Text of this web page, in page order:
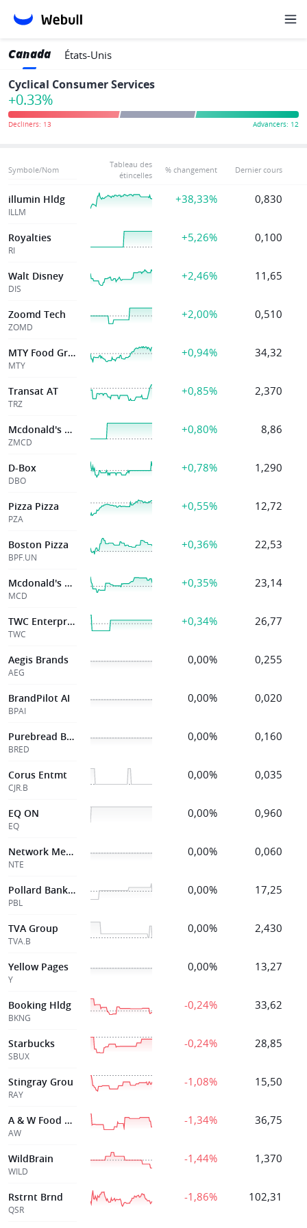
Canada États-Unis
Cyclical Consumer Services
+0.33%
Symbole/Nom
Tableau des
étincelles
% changement Dernier cours
illumin Hldg
ILLM
+38,33% 0,830
Royalties
RI
+5,26% 0,100
Walt Disney
DIS
+2,46% 11,65
Zoomd Tech
ZOMD
+2,00% 0,510
MTY Food Group
MTY
+0,94% 34,32
Transat AT
TRZ
+0,85% 2,370
Mcdonald's Corp
ZMCD
+0,80% 8,86
D-Box
DBO
+0,78% 1,290
Pizza Pizza
PZA
+0,55% 12,72
Boston Pizza
BPF.UN
+0,36% 22,53
Mcdonald's Corp
MCD
+0,35% 23,14
TWC Enterprises
TWC
+0,34% 26,77
Aegis Brands
AEG
0,00% 0,255
BrandPilot AI
BPAI
0,00% 0,020
Purebread Brand
BRED
0,00% 0,160
Corus Entmt
CJR.B
0,00% 0,035
EQ ON
EQ
0,00% 0,960
Network Media
NTE
0,00% 0,060
Pollard Banknote
PBL
0,00% 17,25
TVA Group
TVA.B
0,00% 2,430
Yellow Pages
Y
0,00% 13,27
Booking Hldg
BKNG
-0,24% 33,62
Starbucks
SBUX
-0,24% 28,85
Stingray Grou
RAY
-1,08% 15,50
A & W Food Servs
AW
-1,34% 36,75
WildBrain
WILD
-1,44% 1,370
Rstrnt Brnd
QSR
-1,86% 102,31